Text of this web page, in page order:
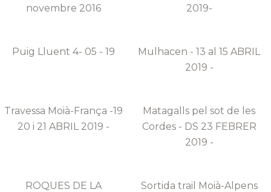
novembre 2016
2019-
Puig Lluent 4- 05 - 19
Mulhacen - 13 al 15 ABRIL
2019 -
Travessa Moià-França -19
20 i 21 ABRIL 2019 -
Matagalls pel sot de les
Cordes - DS 23 FEBRER
2019 -
ROQUES DE LA
Sortida trail Moià-Alpens